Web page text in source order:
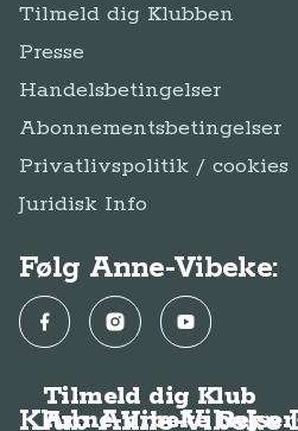
Tilmeld dig Klubben
Presse
Handelsbetingelser
Abonnementsbetingelser
Privatlivspolitik / cookies
Juridisk Info
Følg Anne-Vibeke:
FacebookInstagramYouTube
Klub Anne-Vibeke
Tilmeld dig Klub
Anne-Vibeke Rejser